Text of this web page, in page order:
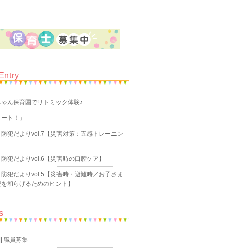
ん保育園でリトミック体験♪
ト！」
犯だよりvol.7【災害対策：五感トレーニン
犯だよりvol.6【災害時の口腔ケア】
犯だよりvol.5【災害時・避難時／お子さま
和らげるためのヒント】
職員募集